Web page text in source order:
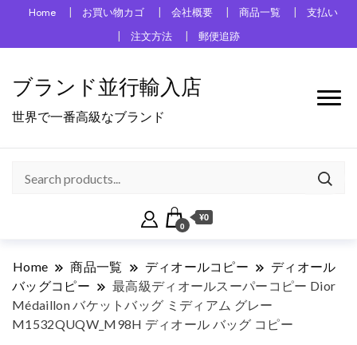
Home お買い物カゴ 会社概要 商品一覧
支払い
注文方法
郵便追跡
ブランド並行輸入店
世界で一番高級なブランド
0
¥0
Home 商品一覧 ディオールコピー
ディオール
バッグコピー
最高級ディオールスーパーコピー Dior
Médaillon バケットバッグ ミディアム グレー
M1532QUQW_M98H ディオール バッグ コピー